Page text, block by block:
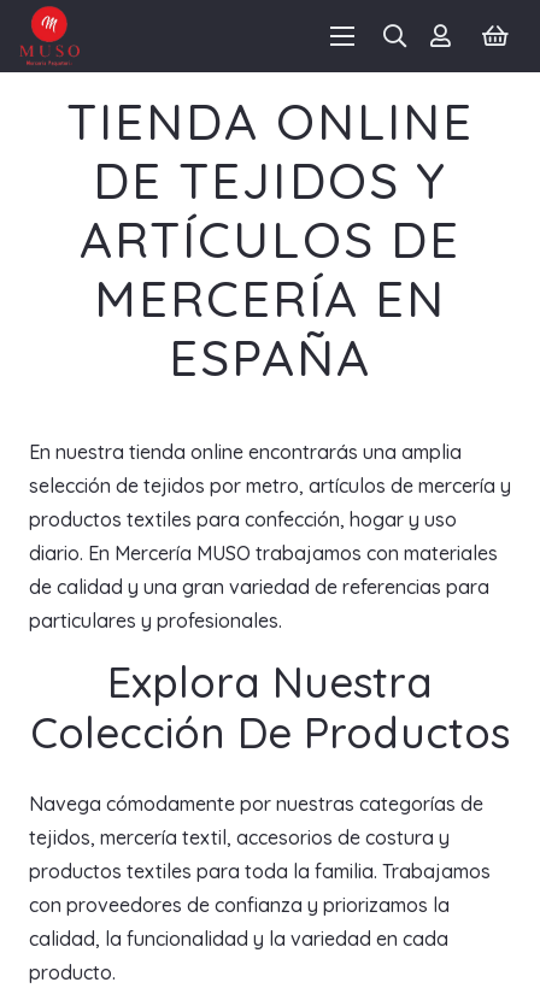
TIENDA ONLINE
DE TEJIDOS Y
ARTÍCULOS DE
MERCERÍA EN
ESPAÑA
En nuestra tienda online encontrarás una amplia
selección de tejidos por metro, artículos de mercería y
productos textiles para confección, hogar y uso
diario. En Mercería MUSO trabajamos con materiales
de calidad y una gran variedad de referencias para
particulares y profesionales.
Explora Nuestra
Colección De Productos
Navega cómodamente por nuestras categorías de
tejidos, mercería textil, accesorios de costura y
productos textiles para toda la familia. Trabajamos
con proveedores de confianza y priorizamos la
calidad, la funcionalidad y la variedad en cada
producto.